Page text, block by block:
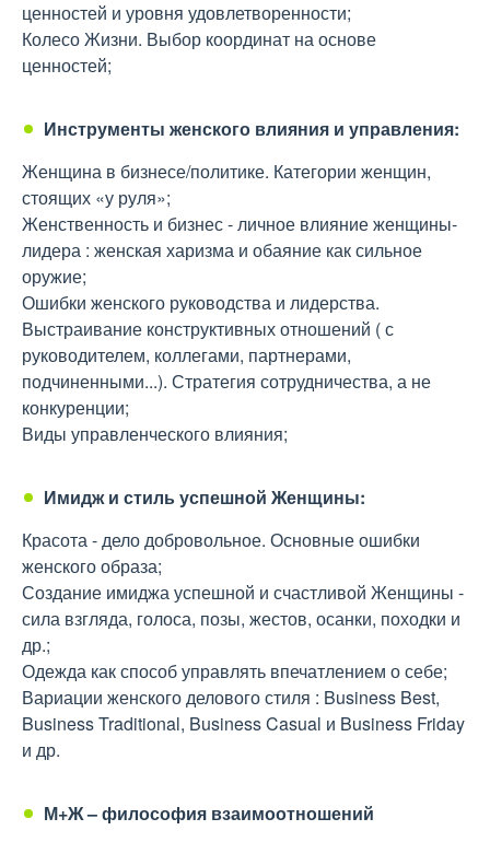
ценностей и уровня удовлетворенности;
Колесо Жизни. Выбор координат на основе
ценностей;
Инструменты женского влияния и управления:
Женщина в бизнесе/политике. Категории женщин,
стоящих «у руля»;
Женственность и бизнес - личное влияние женщины-
лидера : женская харизма и обаяние как сильное
оружие;
Ошибки женского руководства и лидерства.
Выстраивание конструктивных отношений ( с
руководителем, коллегами, партнерами,
подчиненными...). Стратегия сотрудничества, а не
конкуренции;
Виды управленческого влияния;
Имидж и стиль успешной Женщины:
Красота - дело добровольное. Основные ошибки
женского образа;
Создание имиджа успешной и счастливой Женщины -
сила взгляда, голоса, позы, жестов, осанки, походки и
др.;
Одежда как способ управлять впечатлением о себе;
Вариации женского делового стиля : Business Best,
Business Traditional, Business Casual и Business Friday
и др.
М+Ж – философия взаимоотношений